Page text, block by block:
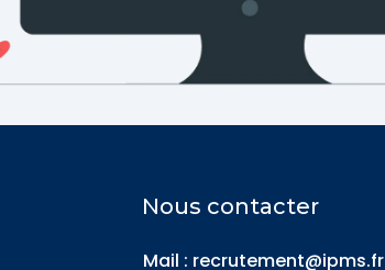
Nous contacter
Mail : recrutement@ipms.fr